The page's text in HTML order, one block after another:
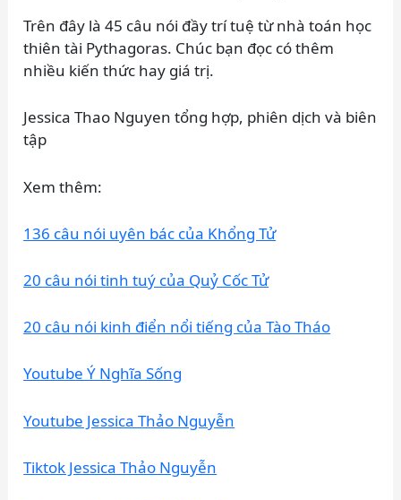
Trên đây là 45 câu nói đầy trí tuệ từ nhà toán học
thiên tài Pythagoras. Chúc bạn đọc có thêm
nhiều kiến thức hay giá trị.
Jessica Thao Nguyen tổng hợp, phiên dịch và biên
tập
Xem thêm:
136 câu nói uyên bác của Khổng Tử
20 câu nói tinh tuý của Quỷ Cốc Tử
20 câu nói kinh điển nổi tiếng của Tào Tháo
Youtube Ý Nghĩa Sống
Youtube Jessica Thảo Nguyễn
Tiktok Jessica Thảo Nguyễn